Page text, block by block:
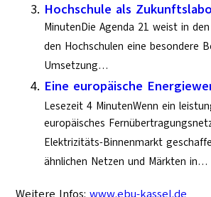
Hochschule als
MinutenDie Agenda 21 weist in
den Hochschulen eine besondere
Umsetzung…
Eine europäische
Lesezeit 4 MinutenWenn ein
europäisches
Elektrizitäts-Binnenmarkt
ähnlichen Netzen und Märkten in…